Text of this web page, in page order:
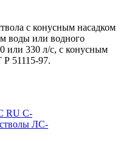
с конусным насадком
воды или водного
или 330 л/с, с конусным
51115-97.
RU C-
ЛС-